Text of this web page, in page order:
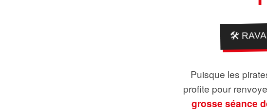
🛠️
Puisque les
profite pour
grosse séance